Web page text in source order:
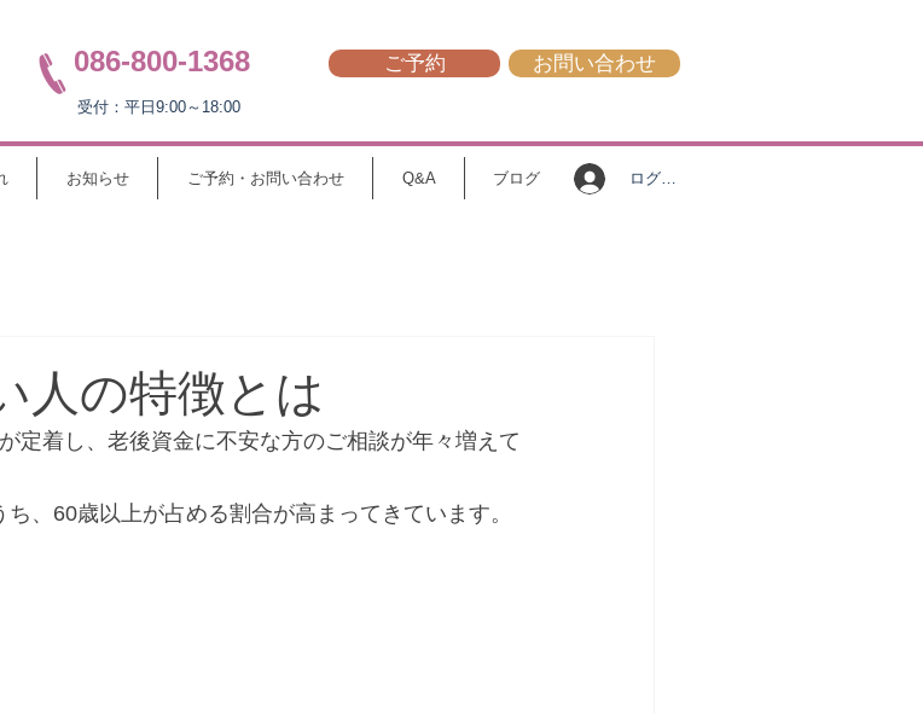
086-800-1368
受付：平日9:00～18:00
ご予約 お問い合わせ
お知らせ ご予約・お問い合わせ Q&A ブログ ログイン
人の特徴とは
定着し、老後資金に不安な方のご相談が年々増えて
、60歳以上が占める割合が高まってきています。